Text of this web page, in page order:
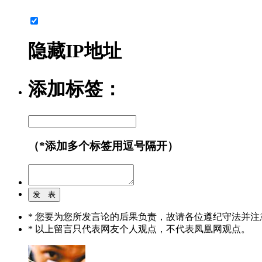
隐藏IP地址
添加标签：
（*添加多个标签用逗号隔开）
* 您要为您所发言论的后果负责，故请各位遵纪守法并注
* 以上留言只代表网友个人观点，不代表凤凰网观点。